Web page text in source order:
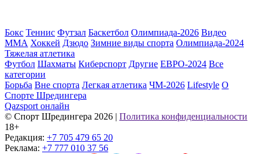
Бокс Теннис Футзал Баскетбол Олимпиада-2026 Видео
ММА Хоккей Дзюдо Зимние виды спорта Олимпиада-2024
Тяжелая атлетика
Футбол Шахматы Киберспорт Другие ЕВРО-2024 Все
категории
Борьба Вне спорта Легкая атлетика ЧМ-2026 Lifestyle О
Спорте Шредингера
Qazsport онлайн
© Cпорт Шредингера 2026 | Политика конфиденциальности
18+
Редакция: +7 705 479 65 20
Реклама: +7 777 010 37 56